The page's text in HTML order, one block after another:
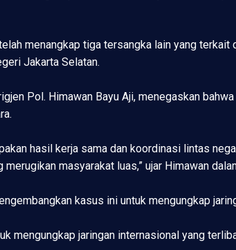
menangkap tiga tersangka lain yang terkait
Jakarta Selatan.
Pol. Himawan Bayu Aji, menegaskan
hasil kerja sama dan koordinasi lintas
masyarakat luas,” ujar Himawan
kasus ini untuk mengungkap
mengungkap jaringan internasional yang